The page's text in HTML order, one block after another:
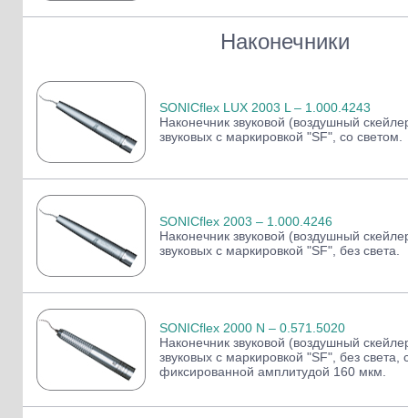
Наконечники
SONICflex LUX 2003 L – 1.000.4243
Наконечник звуковой (воздушный
звуковых с маркировкой "SF", со светом.
SONICflex 2003 – 1.000.4246
Наконечник звуковой (воздушный
звуковых с маркировкой "SF", без света.
SONICflex 2000 N – 0.571.5020
Наконечник звуковой (воздушный
звуковых с маркировкой "SF", без света,
фиксированной амплитудой 160 мкм.